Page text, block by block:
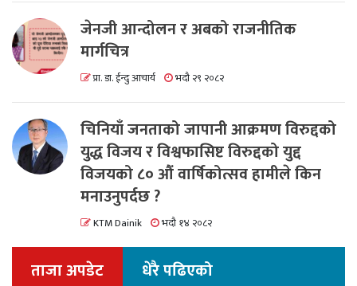
जेनजी आन्दोलन र अबको राजनीतिक
मार्गचित्र
प्रा. डा. ईन्दु आचार्य भदौ २९ २०८२
चिनियाँ जनताको जापानी आक्रमण विरुद्दको
युद्ध विजय र विश्वफासिष्ट विरुद्दको युद्द
विजयको ८० औं वार्षिकोत्सव हामीले किन
मनाउनुपर्दछ ?
KTM Dainik भदौ १४ २०८२
ताजा अपडेट धेरै पढिएको